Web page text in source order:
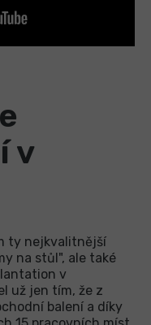
v
ty nejkvalitnější
na stůl", ale také
v
už jen tím, že z
balení a díky